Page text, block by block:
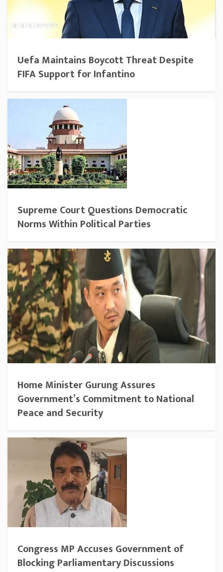
Uefa Maintains Boycott Threat Despite
FIFA Support for Infantino
Supreme Court Questions Democratic
Norms Within Political Parties
Home Minister Gurung Assures
Government’s Commitment to National
Peace and Security
Congress MP Accuses Government of
Blocking Parliamentary Discussions